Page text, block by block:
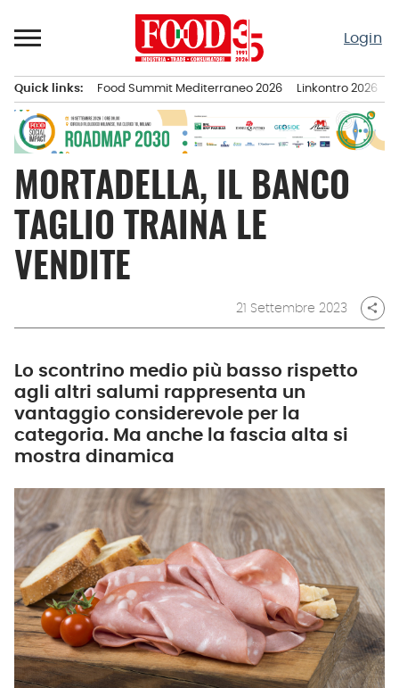
al
Login
principale
Quick links: Food Summit Mediterraneo 2026 Linkontro 2026
MORTADELLA, IL BANCO
TAGLIO TRAINA LE
VENDITE
21 Settembre 2023 share
Lo scontrino medio più basso rispetto
agli altri salumi rappresenta un
vantaggio considerevole per la
categoria. Ma anche la fascia alta si
mostra dinamica